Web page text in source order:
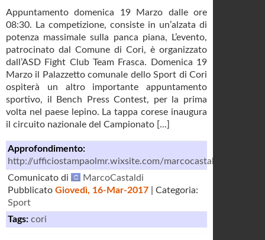
Appuntamento domenica 19 Marzo dalle ore
08:30. La competizione, consiste in un’alzata di
potenza massimale sulla panca piana, L’evento,
patrocinato dal Comune di Cori, è organizzato
dall’ASD Fight Club Team Frasca. Domenica 19
Marzo il Palazzetto comunale dello Sport di Cori
ospiterà un altro importante appuntamento
sportivo, il Bench Press Contest, per la prima
volta nel paese lepino. La tappa corese inaugura
il circuito nazionale del Campionato [...]
Approfondimento:
http://ufficiostampaolmr.wixsite.com/marcocastaldi
Comunicato di
MarcoCastaldi
Pubblicato Giovedì, 16-Mar-2017 | Categoria:
Sport
Tags: cori